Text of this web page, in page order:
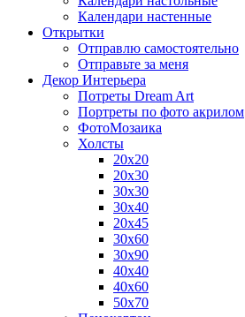
Календари настенные
Открытки
Отправлю самостоятельно
Отправьте за меня
Декор Интерьера
Потреты Dream Art
Портреты по фото акрилом
ФотоМозаика
Холсты
20х20
20х30
30х30
30х40
20х45
30х60
30х90
40х40
40х60
50х70